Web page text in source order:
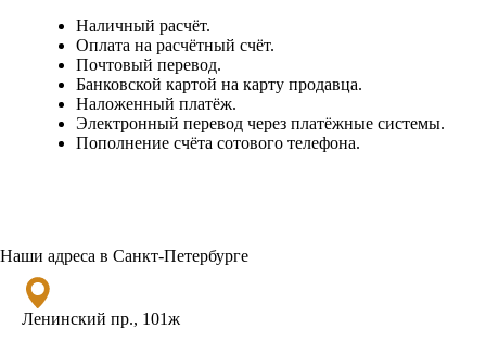
Наличный расчёт.
Оплата на расчётный счёт.
Почтовый перевод.
Банковской картой на карту продавца.
Наложенный платёж.
Электронный перевод через платёжные системы.
Пополнение счёта сотового телефона.
Наши адреса в Санкт-Петербурге
Ленинский пр., 101ж